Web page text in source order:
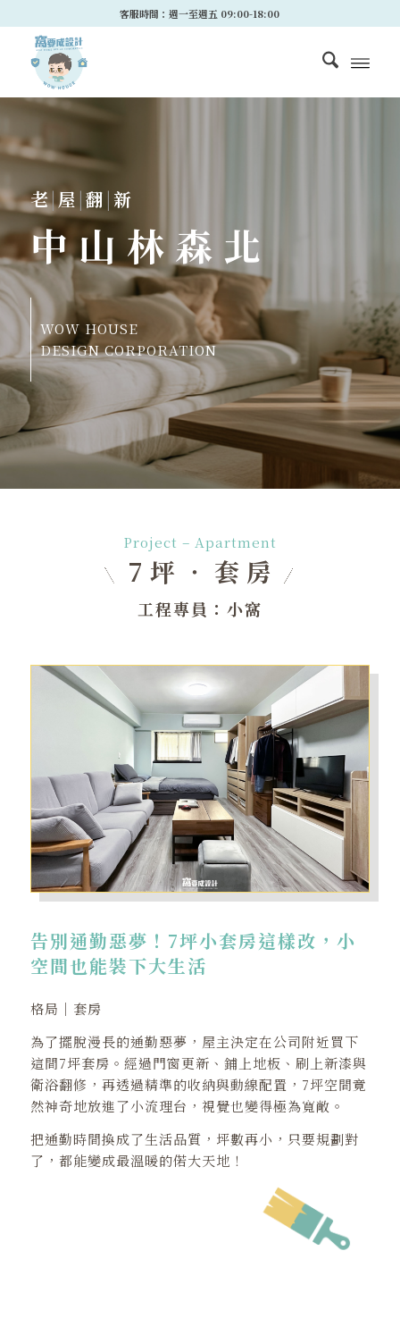
客服時間：週一至週五 09:00-18:00
老|屋 |翻 |新
中山林森北
WOW HOUSE
DESIGN CORPORATION
Project – Apartment
7坪‧套房
工程專員：小窩
告別通勤惡夢！7坪小套房這樣改，小
空間也能裝下大生活
格局｜套房
為了擺脫漫長的通勤惡夢，屋主決定在公司附近買下
這間7坪套房。經過門窗更新、鋪上地板、刷上新漆與
衛浴翻修，再透過精準的收納與動線配置，7坪空間竟
然神奇地放進了小流理台，視覺也變得極為寬敞。
把通勤時間換成了生活品質，坪數再小，只要規劃對
了，都能變成最溫暖的偌大天地！